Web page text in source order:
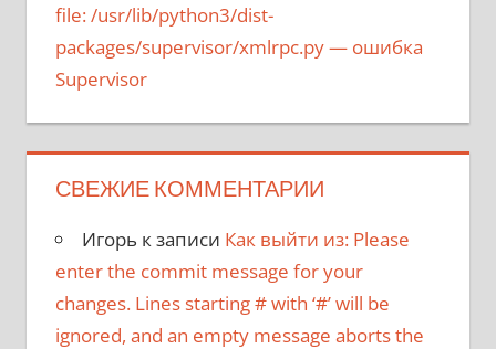
file: /usr/lib/python3/dist-
packages/supervisor/xmlrpc.py— ошибка
Supervisor
СВЕЖИЕ КОММЕНТАРИИ
Игорь к записи Как выйти из: Please
enter the commit message for your
changes. Lines starting # with ‘#’ will be
ignored, and an empty message aborts the